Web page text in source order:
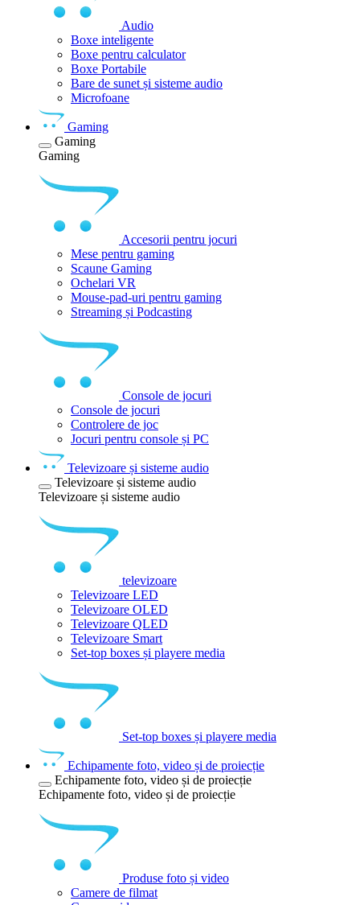
Audio
Boxe inteligente
Boxe pentru calculator
Boxe Portabile
Bare de sunet și sisteme audio
Microfoane
Gaming
Gaming
Gaming
Accesorii pentru jocuri
Mese pentru gaming
Scaune Gaming
Ochelari VR
Mouse-pad-uri pentru gaming
Streaming și Podcasting
Console de jocuri
Console de jocuri
Controlere de joc
Jocuri pentru console și PC
Televizoare și sisteme audio
Televizoare și sisteme audio
Televizoare și sisteme audio
televizoare
Televizoare LED
Televizoare OLED
Televizoare QLED
Televizoare Smart
Set-top boxes și playere media
Set-top boxes și playere media
Echipamente foto, video și de proiecție
Echipamente foto, video și de proiecție
Echipamente foto, video și de proiecție
Produse foto și video
Camere de filmat